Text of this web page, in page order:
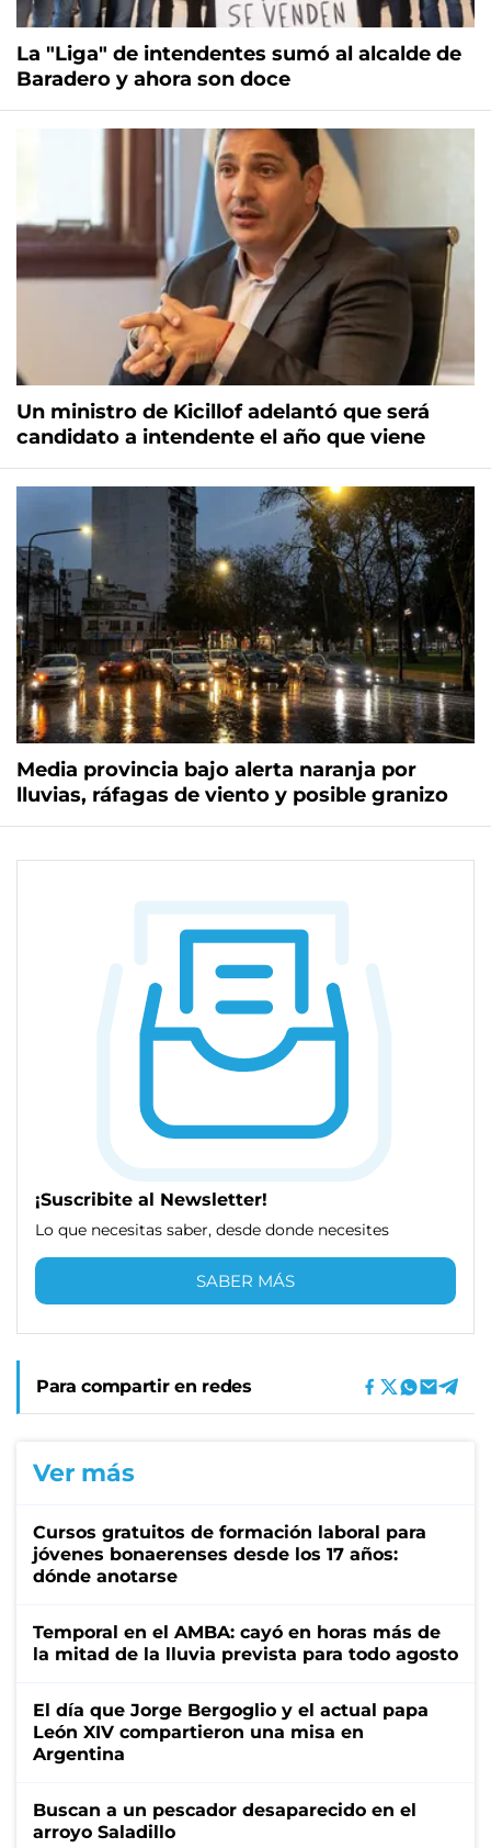
La "Liga" de intendentes sumó al alcalde de
Baradero y ahora son doce
Un ministro de Kicillof adelantó que será
candidato a intendente el año que viene
Media provincia bajo alerta naranja por
lluvias, ráfagas de viento y posible granizo
¡Suscribite al Newsletter!
Lo que necesitas saber, desde donde necesites
SABER MÁS
Para compartir en redes
Ver más
Cursos gratuitos de formación laboral para
jóvenes bonaerenses desde los 17 años:
dónde anotarse
Temporal en el AMBA: cayó en horas más de
la mitad de la lluvia prevista para todo agosto
El día que Jorge Bergoglio y el actual papa
León XIV compartieron una misa en
Argentina
Buscan a un pescador desaparecido en el
arroyo Saladillo